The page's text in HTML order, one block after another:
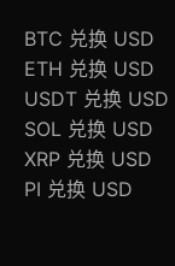
BTC 兑换 USD
ETH 兑换 USD
USDT 兑换 USD
SOL 兑换 USD
XRP 兑换 USD
PI 兑换 USD